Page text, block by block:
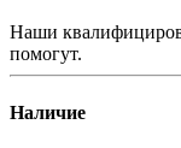
Наши
помогут.
Наличие